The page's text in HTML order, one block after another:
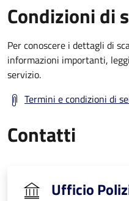
Condizioni di
Per conoscere i dettagli di
informazioni importanti,
servizio.
Termini e condizioni di
Contatti
Ufficio